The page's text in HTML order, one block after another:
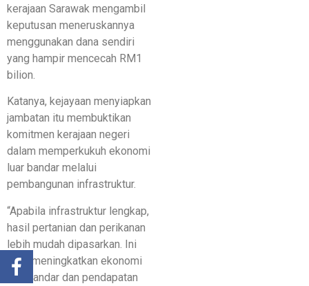
kerajaan Sarawak mengambil
keputusan meneruskannya
menggunakan dana sendiri
yang hampir mencecah RM1
bilion.
Katanya, kejayaan menyiapkan
jambatan itu membuktikan
komitmen kerajaan negeri
dalam memperkukuh ekonomi
luar bandar melalui
pembangunan infrastruktur.
“Apabila infrastruktur lengkap,
hasil pertanian dan perikanan
lebih mudah dipasarkan. Ini
akan meningkatkan ekonomi
luar bandar dan pendapatan